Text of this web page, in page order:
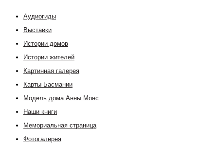
Аудиогиды
Выставки
Истории домов
Истории жителей
Картинная галерея
Карты Басмании
Модель дома Анны Монс
Наши книги
Мемориальная страница
Фотогалерея